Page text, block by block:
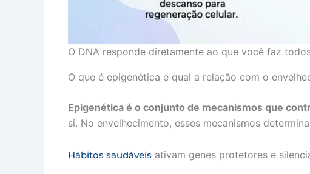
O DNA responde diretamente ao que você faz
O que é epigenética e qual a relação com o
Epigenética é o conjunto de mecanismos que
si. No envelhecimento, esses mecanismos
Hábitos saudáveis ativam genes protetores e